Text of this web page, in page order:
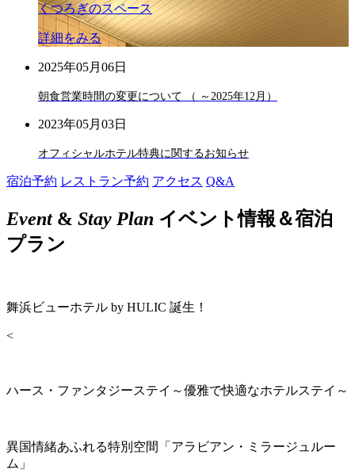
くつろぎのスペース
詳細をみる
2025年05月06日
朝食営業時間の変更について （ ～2025年12月）
2023年05月03日
オフィシャルホテル特典に関するお知らせ
宿泊予約 レストラン予約 アクセス Q&A
Event& Stay Plan イベント情報＆宿泊
プラン
舞浜ビューホテル by HULIC 誕生！
<
ハース・ファンタジーステイ～優雅で快適なホテルステイ～
異国情緒あふれる特別空間「アラビアン・ミラージュルー
ム」